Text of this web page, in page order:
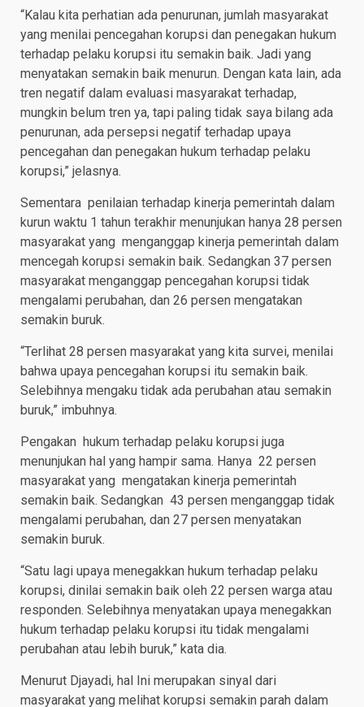
“Kalau kita perhatian ada penurunan, jumlah masyarakat
yang menilai pencegahan korupsi dan penegakan hukum
terhadap pelaku korupsi itu semakin baik. Jadi yang
menyatakan semakin baik menurun. Dengan kata lain, ada
tren negatif dalam evaluasi masyarakat terhadap,
mungkin belum tren ya, tapi paling tidak saya bilang ada
penurunan, ada persepsi negatif terhadap upaya
pencegahan dan penegakan hukum terhadap pelaku
korupsi,” jelasnya.
Sementara penilaian terhadap kinerja pemerintah dalam
kurun waktu 1 tahun terakhir menunjukan hanya 28 persen
masyarakat yang menganggap kinerja pemerintah dalam
mencegah korupsi semakin baik. Sedangkan 37 persen
masyarakat menganggap pencegahan korupsi tidak
mengalami perubahan, dan 26 persen mengatakan
semakin buruk.
“Terlihat 28 persen masyarakat yang kita survei, menilai
bahwa upaya pencegahan korupsi itu semakin baik.
Selebihnya mengaku tidak ada perubahan atau semakin
buruk,” imbuhnya.
Pengakan hukum terhadap pelaku korupsi juga
menunjukan hal yang hampir sama. Hanya 22 persen
masyarakat yang mengatakan kinerja pemerintah
semakin baik. Sedangkan 43 persen menganggap tidak
mengalami perubahan, dan 27 persen menyatakan
semakin buruk.
“Satu lagi upaya menegakkan hukum terhadap pelaku
korupsi, dinilai semakin baik oleh 22 persen warga atau
responden. Selebihnya menyatakan upaya menegakkan
hukum terhadap pelaku korupsi itu tidak mengalami
perubahan atau lebih buruk,” kata dia.
Menurut Djayadi, hal Ini merupakan sinyal dari
masyarakat yang melihat korupsi semakin parah dalam